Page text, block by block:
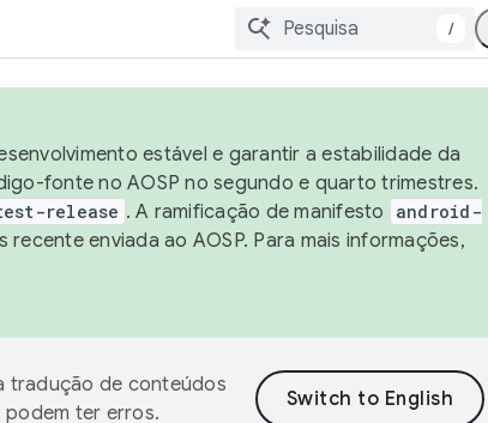
/
estável e garantir a estabilidade da
fonte no AOSP no segundo e quarto trimestres.
release . A ramificação de manifesto
android-
enviada ao AOSP. Para mais informações,
tradução de conteúdos
podem ter erros.